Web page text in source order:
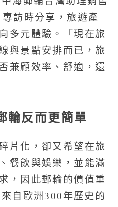
訪時分享，旅遊產
多元體驗。「現在旅
與景點安排而已，旅
兼顧效率、舒適，還
輪反而更簡單
片化，卻又希望在旅
餐飲與娛樂，並能滿
，因此郵輪的價值重
自歐洲300年歷史的